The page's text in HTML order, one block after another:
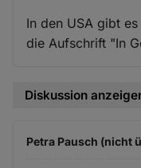
In den USA gibt
die Aufschrift "In
Diskussion
Petra Pausch (nicht